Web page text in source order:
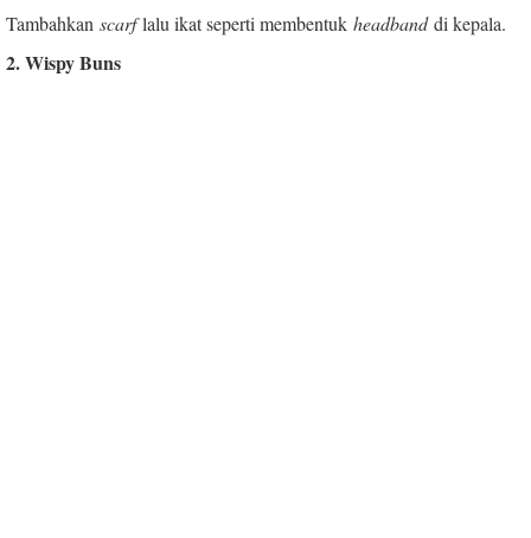
Tambahkan scarflalu ikat seperti membentuk headbanddi kepala.
2. Wispy Buns